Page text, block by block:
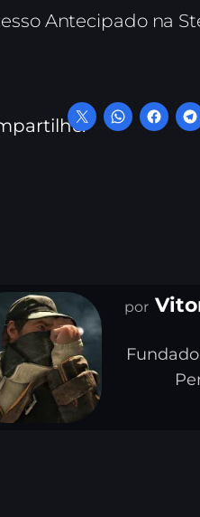
Antecipado na